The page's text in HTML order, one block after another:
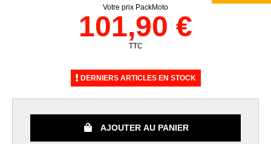
Votre prix PackMoto
101,90 €
TTC
DERNIERS ARTICLES EN STOCK
AJOUTER AU PANIER